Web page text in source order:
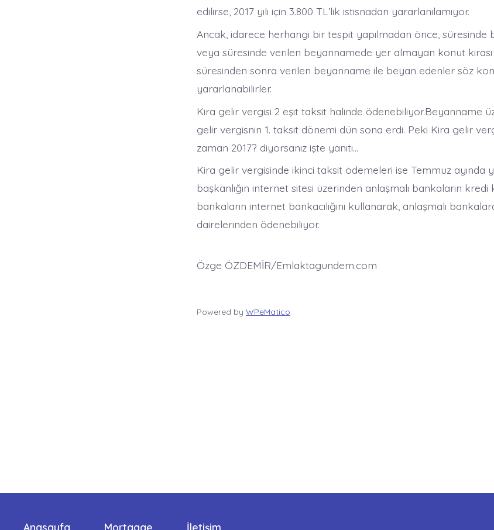
edilirse, 2017 yılı için 3.800 TL’lik istisnadan yararlanılamıyor.
Ancak, idarece herhangi bir tespit yapılmadan önce, süresinde
veya süresinde verilen beyannamede yer almayan konut kirası
süresinden sonra verilen beyanname ile beyan edenler söz
yararlanabilirler.
Kira gelir vergisi 2 eşit taksit halinde ödenebiliyor.Beyanname
gelir vergisnin 1. taksit dönemi dün sona erdi. Peki Kira gelir
zaman 2017? diyorsanız işte yanıtı…
Kira gelir vergisinde ikinci taksit ödemeleri ise Temmuz ayında
başkanlığın internet sitesi üzerinden anlaşmalı bankaların kredi
bankaların internet bankacılığını kullanarak, anlaşmalı
dairelerinden ödenebiliyor.
Özge ÖZDEMİR/Emlaktagundem.com
Powered by WPeMatico
Anasayfa Mortgage İletişim